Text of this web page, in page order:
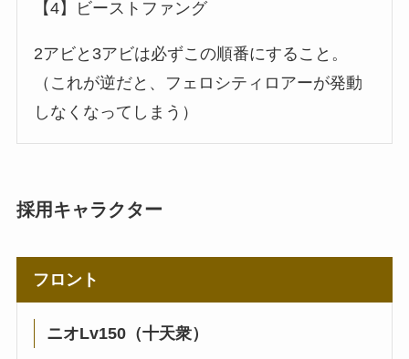
【4】ビーストファング
2アビと3アビは必ずこの順番にすること。
（これが逆だと、フェロシティロアーが発動
しなくなってしまう）
採用キャラクター
フロント
ニオLv150（十天衆）